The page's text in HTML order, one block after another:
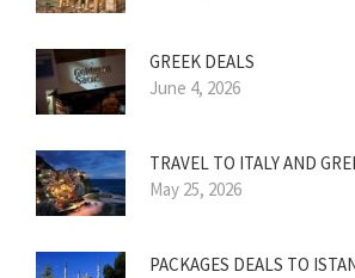
GREEK DEALS
June 4, 2026
TRAVEL TO ITALY AND
May 25, 2026
PACKAGES DEALS TO